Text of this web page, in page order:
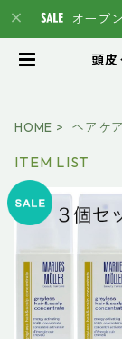
オープ
頭
HOME ヘアケ
ITEM LIST